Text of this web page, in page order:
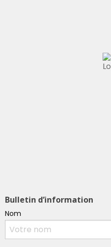
Bulletin d’information
Nom